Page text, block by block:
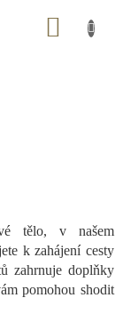
tělo, v našem
k zahájení cesty
zahrnuje doplňky
pomohou shodit